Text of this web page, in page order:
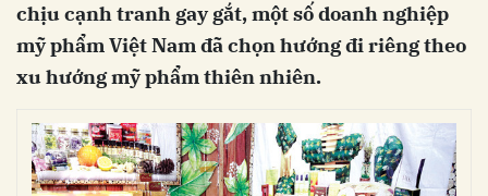
chịu cạnh tranh gay gắt, một số doanh nghiệp
mỹ phẩm Việt Nam đã chọn hướng đi riêng theo
xu hướng mỹ phẩm thiên nhiên.